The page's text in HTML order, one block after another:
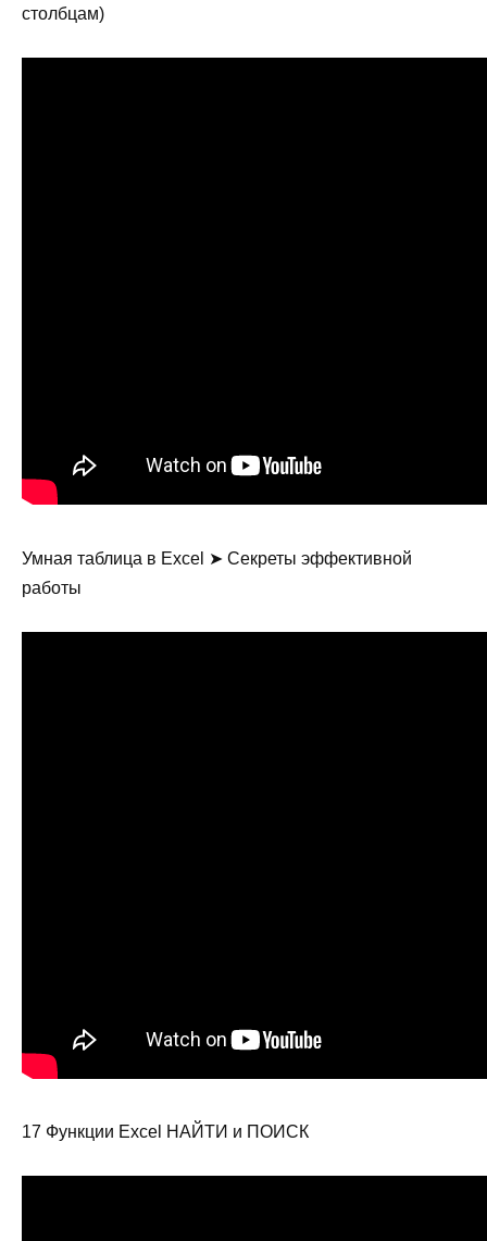
столбцам)
Умная таблица в Excel ➤ Секреты эффективной
работы
17 Функции Excel НАЙТИ и ПОИСК